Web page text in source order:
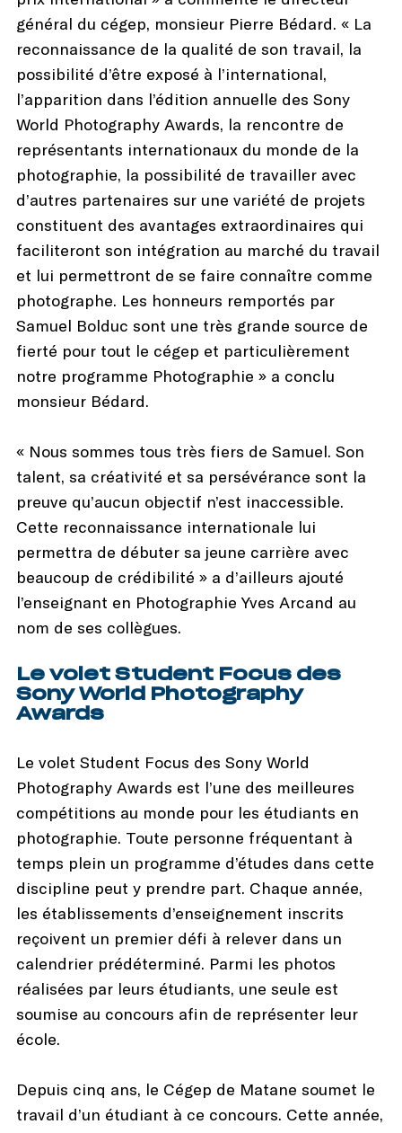
général du cégep, monsieur Pierre Bédard. « La
reconnaissance de la qualité de son travail, la
possibilité d’être exposé à l’international,
l’apparition dans l’édition annuelle des Sony
World Photography Awards, la rencontre de
représentants internationaux du monde de la
photographie, la possibilité de travailler avec
d’autres partenaires sur une variété de projets
constituent des avantages extraordinaires qui
faciliteront son intégration au marché du travail
et lui permettront de se faire connaître comme
photographe. Les honneurs remportés par
Samuel Bolduc sont une très grande source de
fierté pour tout le cégep et particulièrement
notre programme Photographie » a conclu
monsieur Bédard.
« Nous sommes tous très fiers de Samuel. Son
talent, sa créativité et sa persévérance sont la
preuve qu’aucun objectif n’est inaccessible.
Cette reconnaissance internationale lui
permettra de débuter sa jeune carrière avec
beaucoup de crédibilité » a d’ailleurs ajouté
l’enseignant en Photographie Yves Arcand au
nom de ses collègues.
Le volet Student Focus des
Sony World Photography
Awards
Le volet Student Focus des Sony World
Photography Awards est l’une des meilleures
compétitions au monde pour les étudiants en
photographie. Toute personne fréquentant à
temps plein un programme d’études dans cette
discipline peut y prendre part. Chaque année,
les établissements d’enseignement inscrits
reçoivent un premier défi à relever dans un
calendrier prédéterminé. Parmi les photos
réalisées par leurs étudiants, une seule est
soumise au concours afin de représenter leur
école.
Depuis cinq ans, le Cégep de Matane soumet le
travail d’un étudiant à ce concours. Cette année,